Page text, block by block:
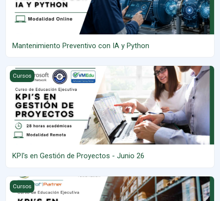
Mantenimiento Preventivo con IA y Python
KPI's en Gestión de Proyectos - Junio 26
Cursos
KPI's en Gestión de Proyectos - Junio 26
KPI's en Gestión de Almacenes - Junio 26
Cursos